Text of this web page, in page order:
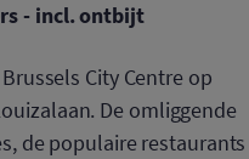
- incl. ontbijt
City Centre op
De omliggende
de populaire restaurants